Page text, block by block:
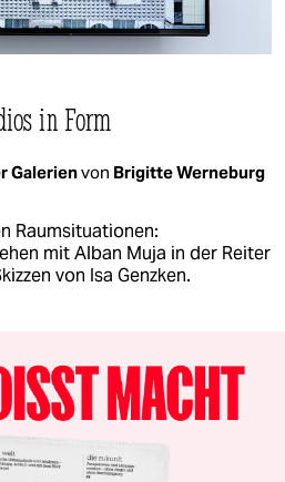
in Form
Galerienvon Brigitte Werneburg
Raumsituationen:
mit Alban Muja in der Reiter
von Isa Genzken.